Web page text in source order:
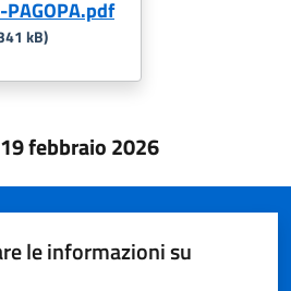
PAGOPA.pdf
kB)
19 febbraio 2026
le informazioni su